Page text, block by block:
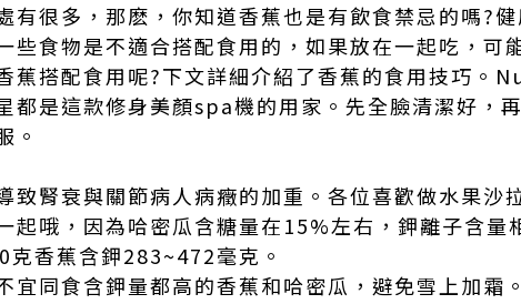
有很多，那麽，你知道香蕉也是有飲食禁忌的嗎?
些食物是不適合搭配食用的，如果放在一起吃，可
蕉搭配食用呢?下文詳細介紹了香蕉的食用技巧。
都是這款修身美顏spa機的用家。先全臉清潔好，
。
致腎衰與關節病人病癥的加重。各位喜歡做水果沙
起哦，因為哈密瓜含糖量在15%左右，鉀離子含量
香蕉含鉀283~472毫克。
宜同食含鉀量都高的香蕉和哈密瓜，避免雪上加霜